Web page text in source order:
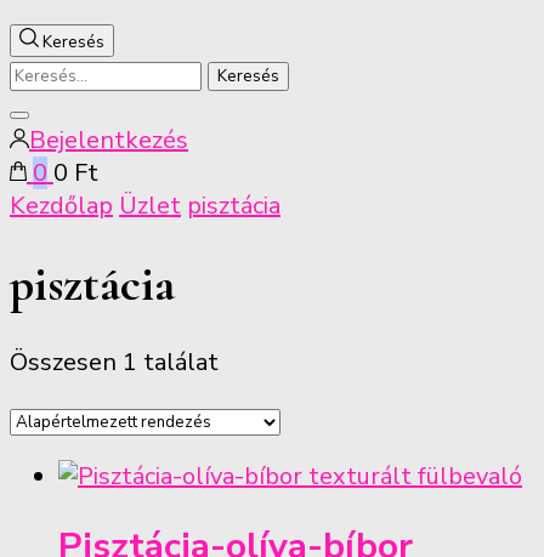
Keresés
Keresés:
Keresés
bezárása
Bejelentkezés
0 0 Ft
Kezdőlap Üzlet pisztácia
pisztácia
Összesen 1 találat